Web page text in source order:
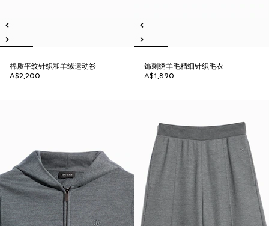
棉质平纹针织和羊绒运动衫
A$2,200
饰刺绣羊毛精细针织毛衣
A$1,890